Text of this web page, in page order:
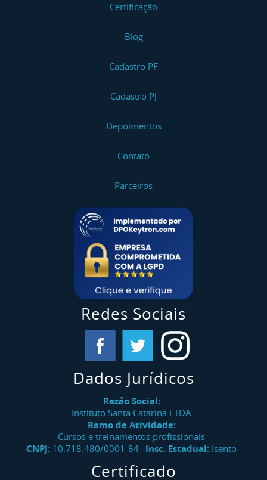
Certificação
Blog
Cadastro PF
Cadastro PJ
Depoimentos
Contato
Parceiros
Redes Sociais
Dados Jurídicos
Razão Social:
Instituto Santa Catarina LTDA
Ramo de Atividade:
Cursos e treinamentos profissionais
CNPJ: 10.718.480/0001-84 Insc. Estadual: Isento
Certificado